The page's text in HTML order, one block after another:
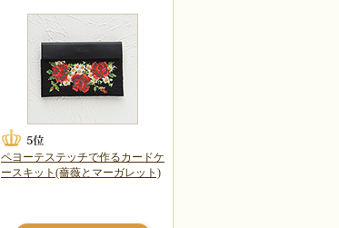
ペヨーテステッチで作るカードケ
ースキット(薔薇とマーガレット)